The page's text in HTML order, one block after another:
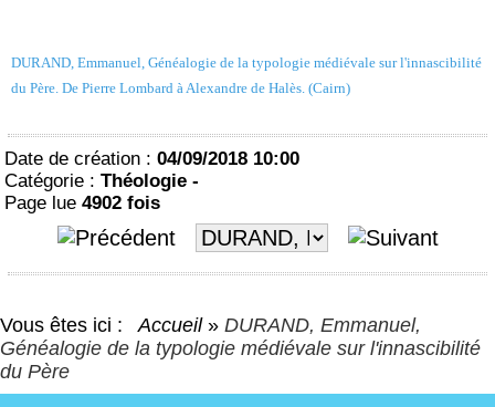
DURAND, Emmanuel, Généalogie de la typologie médiévale sur l'innascibilité
du Père. De Pierre Lombard à Alexandre de Halès. (Cairn)
Date de création : 04/09/2018 10:00
Catégorie : Théologie -
Page lue 4902 fois
Vous êtes ici : Accueil » DURAND, Emmanuel,
Généalogie de la typologie médiévale sur l'innascibilité
du Père